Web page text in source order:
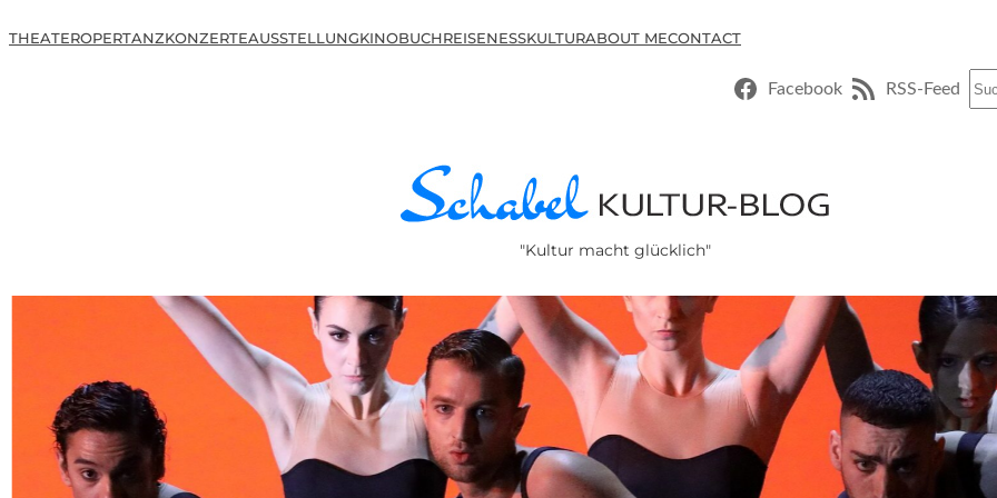
THEATEROPERTANZKONZERTEAUSSTELLUNGKINOBUCHREISENESSKULTURABOUT MECONTACT
Facebook RSS-Feed
"Kultur macht glücklich"